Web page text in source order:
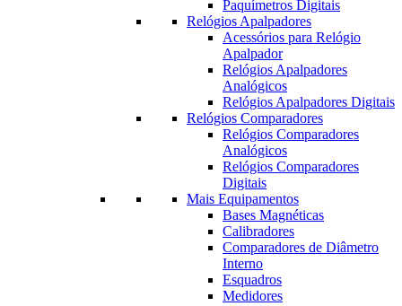
Paquímetros Digitais
Relógios Apalpadores
Acessórios para Relógio
Apalpador
Relógios Apalpadores
Analógicos
Relógios Apalpadores Digitais
Relógios Comparadores
Relógios Comparadores
Analógicos
Relógios Comparadores
Digitais
Mais Equipamentos
Bases Magnéticas
Calibradores
Comparadores de Diâmetro
Interno
Esquadros
Medidores